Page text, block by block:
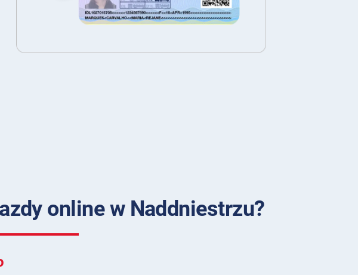
online w Naddniestrzu?